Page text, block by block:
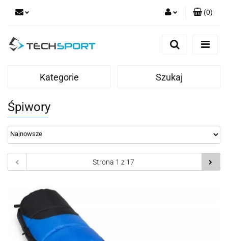
Zaloguj się
(0)
Kategorie Szukaj
Śpiwory